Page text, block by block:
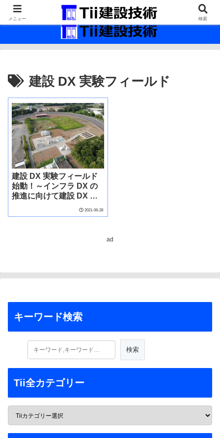
最新の建設技術の情報インフラ。
建設 DX 実験フィールド
建設 DX 実験フィールド
始動！～インフラ DX の
推進に向けて建設 DX 実
始～
2021-06-28
ad
キーワード検索
Tii全カテゴリー
メニュー 検索